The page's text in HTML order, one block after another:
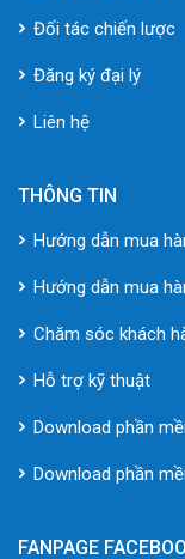
Đối tác chiến lược
Đăng ký đại lý
Liên hệ
THÔNG TIN
Hướng dẫn mua
Hướng dẫn mua
Chăm sóc khách
Hỗ trợ kỹ thuật
Download phần
Download phần
FANPAGE